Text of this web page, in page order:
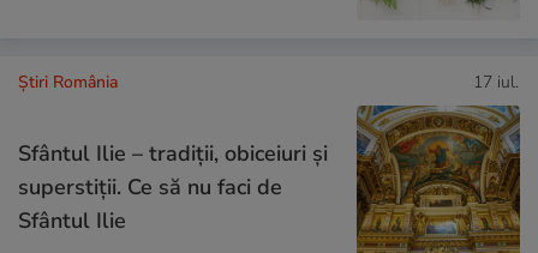
Știri România 17 iul.
Sfântul Ilie – tradiții, obiceiuri și
superstiții. Ce să nu faci de
Sfântul Ilie